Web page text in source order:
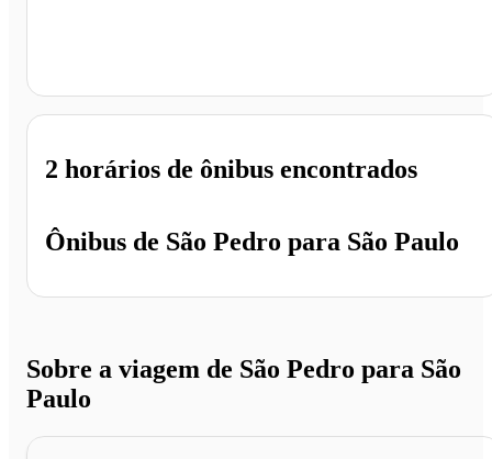
Ônibus de São Pedro para São Paulo
2 horários de ônibus encontrados
Sobre a viagem de São Pedro para São
Paulo